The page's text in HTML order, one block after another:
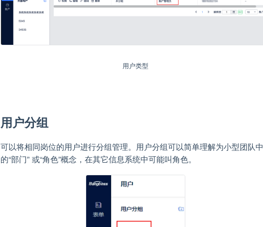
用户类型
用户分组
可以将相同岗位的用户进行分组管理。用户分组可以简单理解为小型团队中
的“部门” 或“角色”概念，在其它信息系统中可能叫角色。